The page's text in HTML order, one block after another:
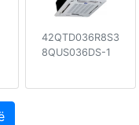
42QTD036R8S3
8QUS036DS-1